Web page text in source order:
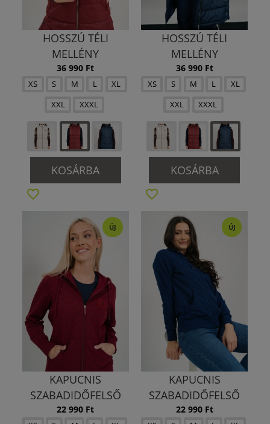
HOSSZÚ TÉLI
MELLÉNY
36 990 Ft
XS S M L
XL
XXL
XXXL
KOSÁRBA
HOSSZÚ TÉLI
MELLÉNY
36 990 Ft
XS S M L
XL
XXL
XXXL
KOSÁRBA
ÚJ
KAPUCNIS
SZABADIDŐFELSŐ
22 990 Ft
ÚJ
KAPUCNIS
SZABADIDŐFELSŐ
22 990 Ft